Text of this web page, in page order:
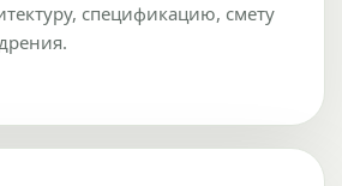
спецификацию, смету